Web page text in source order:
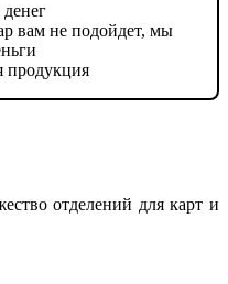
вам не подойдет, мы
продукция
отделений для карт и